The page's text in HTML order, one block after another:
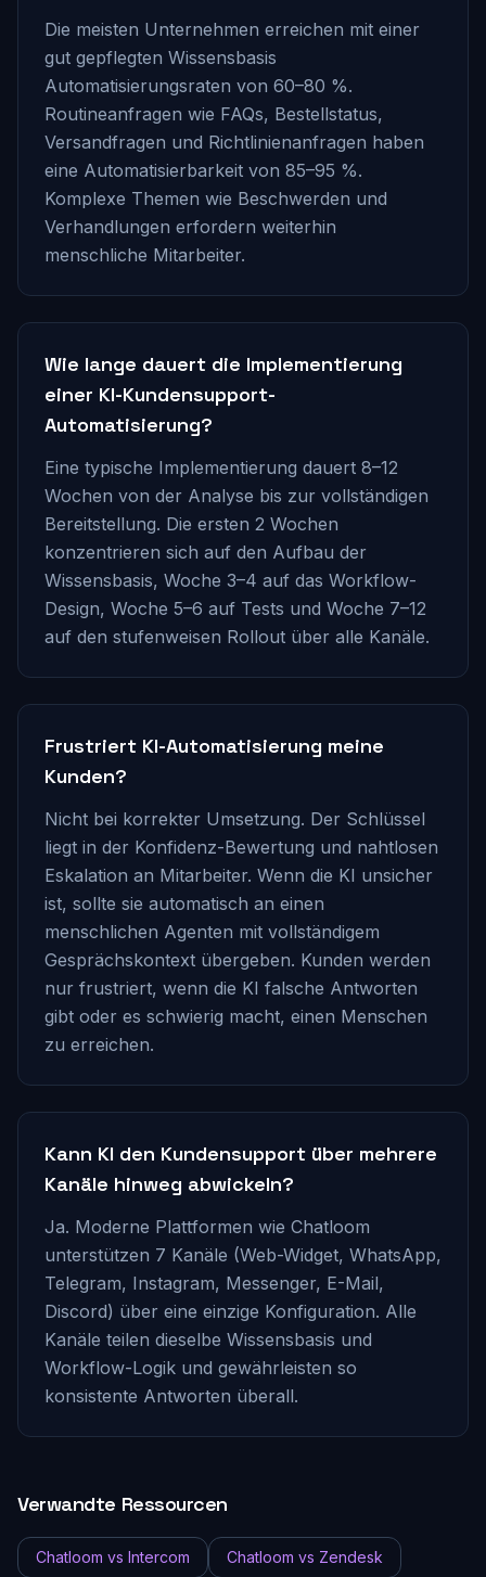
Die meisten Unternehmen erreichen mit einer
gut gepflegten Wissensbasis
Automatisierungsraten von 60–80 %.
Routineanfragen wie FAQs, Bestellstatus,
Versandfragen und Richtlinienanfragen haben
eine Automatisierbarkeit von 85–95 %.
Komplexe Themen wie Beschwerden und
Verhandlungen erfordern weiterhin
menschliche Mitarbeiter.
Wie lange dauert die Implementierung
einer KI-Kundensupport-
Automatisierung?
Eine typische Implementierung dauert 8–12
Wochen von der Analyse bis zur vollständigen
Bereitstellung. Die ersten 2 Wochen
konzentrieren sich auf den Aufbau der
Wissensbasis, Woche 3–4 auf das Workflow-
Design, Woche 5–6 auf Tests und Woche 7–12
auf den stufenweisen Rollout über alle Kanäle.
Frustriert KI-Automatisierung meine
Kunden?
Nicht bei korrekter Umsetzung. Der Schlüssel
liegt in der Konfidenz-Bewertung und nahtlosen
Eskalation an Mitarbeiter. Wenn die KI unsicher
ist, sollte sie automatisch an einen
menschlichen Agenten mit vollständigem
Gesprächskontext übergeben. Kunden werden
nur frustriert, wenn die KI falsche Antworten
gibt oder es schwierig macht, einen Menschen
zu erreichen.
Kann KI den Kundensupport über mehrere
Kanäle hinweg abwickeln?
Ja. Moderne Plattformen wie Chatloom
unterstützen 7 Kanäle (Web-Widget, WhatsApp,
Telegram, Instagram, Messenger, E-Mail,
Discord) über eine einzige Konfiguration. Alle
Kanäle teilen dieselbe Wissensbasis und
Workflow-Logik und gewährleisten so
konsistente Antworten überall.
Verwandte Ressourcen
Chatloom vs Intercom Chatloom vs Zendesk